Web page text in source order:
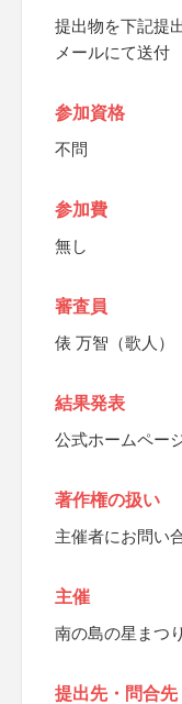
提出物を下記提
メールにて送付
参加資格
不問
参加費
無し
審査員
俵 万智（歌人）
結果発表
公式ホームペー
著作権の扱い
主催者にお問い
主催
南の島の星まつ
提出先・問合先